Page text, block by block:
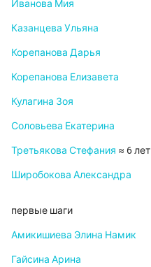
Иванова Мия
Казанцева Ульяна
Корепанова Дарья
Корепанова Елизавета
Кулагина Зоя
Соловьева Екатерина
Третьякова Стефания ≈ 6 лет
Широбокова Александра
первые шаги
Амикишиева Элина Намик
Гайсина Арина